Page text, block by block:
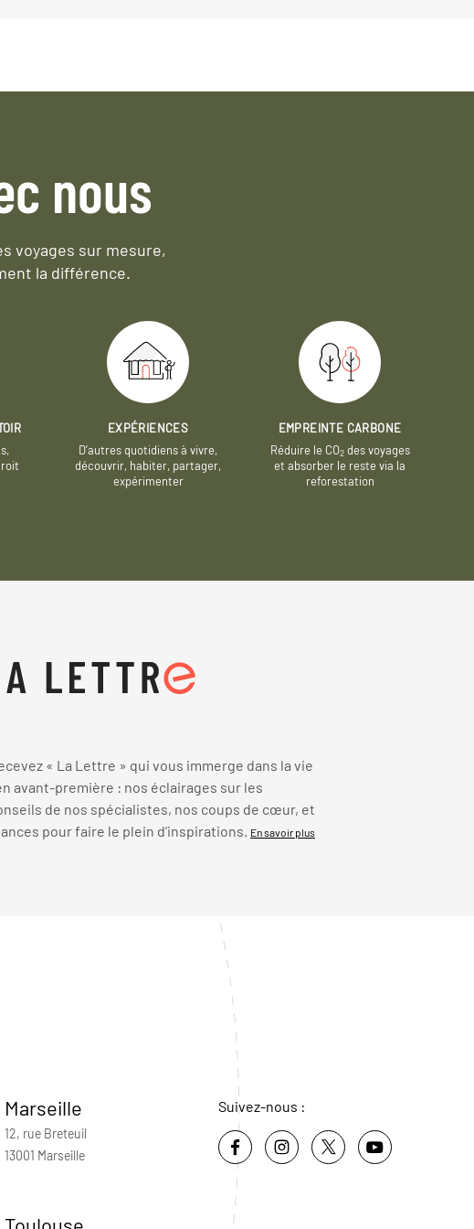
nous
voyages sur mesure,
la différence.
EXPÉRIENCES
D’autres quotidiens à vivre,
découvrir, habiter, partager,
expérimenter
EMPREINTE CARBONE
Réduire le CO2des voyages
et absorber le reste via la
reforestation
« La Lettre » qui vous immerge dans la vie
avant-première : nos éclairages sur les
de nos spécialistes, nos coups de cœur, et
pour faire le plein d’inspirations. En savoir plus
Marseille
12, rue Breteuil
13001 Marseille
Suivez-nous :